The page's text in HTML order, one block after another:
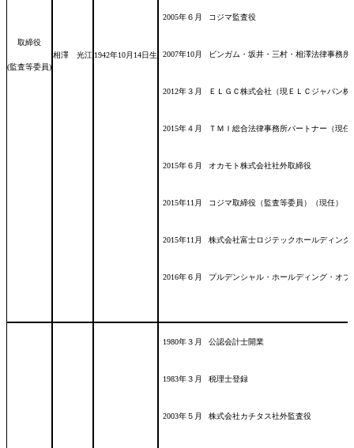
取締役
(監査等委員)
相澤 光江 1942年10月14日生
2005年６月 コジマ監査役
2007年10月 ビンガム・坂井・三村・相澤法律事務
2012年３月 ＥＬＧＣ株式会社（現ＥＬＣジャパン
2015年４月 ＴＭＩ総合法律事務所パートナー（現任
2015年６月 オカモト株式会社社外取締役
2015年11月 コジマ取締役（監査等委員）（現任）
2015年11月 株式会社富士ロジテックホールディング
2016年６月 プルデンシャル・ホールディング・オ
1980年３月 公認会計士開業
1983年３月 税理士登録
2003年５月 株式会社カチタス社外監査役